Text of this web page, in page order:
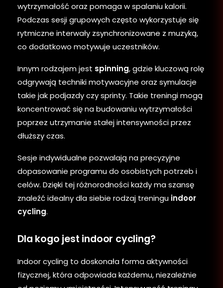
wytrzymałość oraz pomaga w spalaniu kalorii.
Podczas sesji grupowych często wykorzystuje się
rytmiczne interwały zsynchronizowane z muzyką,
co dodatkowo motywuje uczestników.
Innym rodzajem jest spinning, gdzie kluczową rolę
odgrywają techniki motywacyjne oraz symulacje
takie jak podjazdy czy sprinty. Takie treningi mogą
koncentrować się na budowaniu wytrzymałości
poprzez utrzymanie stałej intensywności przez
dłuższy czas.
Sesje indywidualne pozwalają na precyzyjne
dopasowanie programu do osobistych potrzeb i
celów. Dzięki tej różnorodności każdy ma szansę
znaleźć idealny dla siebie rodzaj treningu indoor
cycling.
Dla kogo jest indoor cycling?
Indoor cycling to doskonała forma aktywności
fizycznej, która odpowiada każdemu, niezależnie